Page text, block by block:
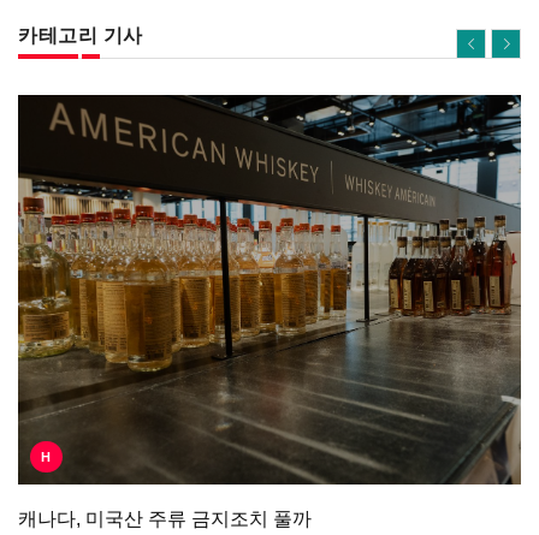
카테고리 기사
H
캐나다, 미국산 주류 금지조치 풀까